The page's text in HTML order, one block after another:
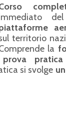
territorio
la
si svolge